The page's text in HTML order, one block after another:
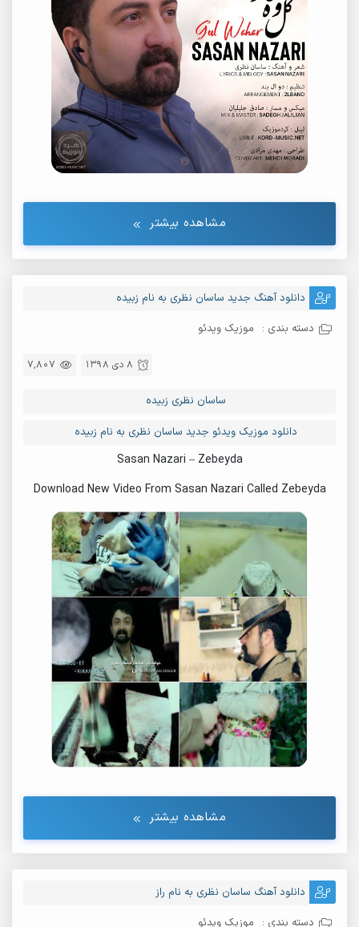
مشاهده بیشتر
دانلود آهنگ جدید ساسان نظری به نام زبیده
دسته بندی : موزیک ویدئو
7,807 8 دی 1398
ساسان نظری زبیده
دانلود موزیک ویدئو جدید ساسان نظری به نام زبیده
Sasan Nazari – Zebeyda
Download New Video From Sasan Nazari Called Zebeyda
مشاهده بیشتر
دانلود آهنگ ساسان نظری به نام راز
دسته بندی : موزیک ویدئو